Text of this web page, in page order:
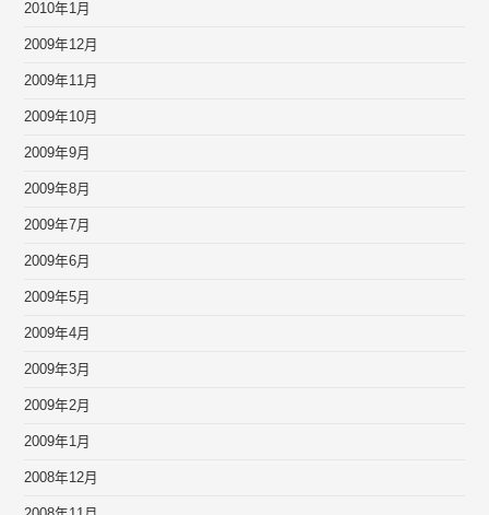
2010年1月
2009年12月
2009年11月
2009年10月
2009年9月
2009年8月
2009年7月
2009年6月
2009年5月
2009年4月
2009年3月
2009年2月
2009年1月
2008年12月